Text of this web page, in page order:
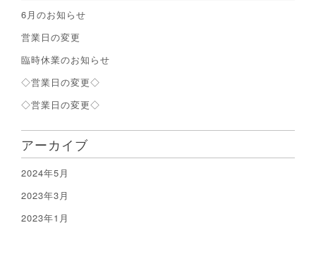
6月のお知らせ
営業日の変更
臨時休業のお知らせ
◇営業日の変更◇
◇営業日の変更◇
アーカイブ
2024年5月
2023年3月
2023年1月